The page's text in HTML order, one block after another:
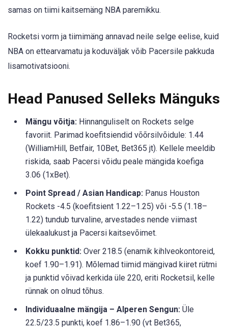
samas on tiimi kaitsemäng NBA paremikku.
Rocketsi vorm ja tiimimäng annavad neile selge eelise, kuid
NBA on ettearvamatu ja koduväljak võib Pacersile pakkuda
lisamotivatsiooni.
Head Panused Selleks Mänguks
Mängu võitja: Hinnanguliselt on Rockets selge
favoriit. Parimad koefitsiendid võõrsilvõidule: 1.44
(WilliamHill, Betfair, 10Bet, Bet365 jt). Kellele meeldib
riskida, saab Pacersi võidu peale mängida koefiga
3.06 (1xBet).
Point Spread / Asian Handicap: Panus Houston
Rockets -4.5 (koefitsient 1.22–1.25) või -5.5 (1.18–
1.22) tundub turvaline, arvestades nende viimast
ülekaalukust ja Pacersi kaitsevõimet.
Kokku punktid: Over 218.5 (enamik kihlveokontoreid,
koef 1.90–1.91). Mõlemad tiimid mängivad kiiret rütmi
ja punktid võivad kerkida üle 220, eriti Rocketsil, kelle
rünnak on olnud tõhus.
Individuaalne mängija – Alperen Sengun: Üle
22.5/23.5 punkti, koef 1.86–1.90 (vt Bet365,